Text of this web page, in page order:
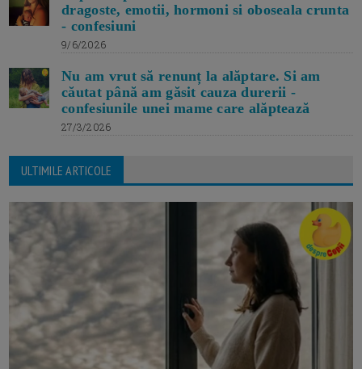
dragoste, emotii, hormoni si oboseala crunta
- confesiuni
9/6/2026
Nu am vrut să renunț la alăptare. Si am
căutat până am găsit cauza durerii -
confesiunile unei mame care alăptează
27/3/2026
ULTIMILE ARTICOLE